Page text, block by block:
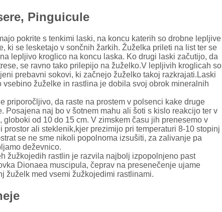
Pinguicule
pokrite s tenkimi laski, na koncu katerih so drobne lepljive
ki se lesketajo v sončnih žarkih. Žuželka prileti na list ter se
lepljivo kroglico na koncu laska. Ko drugi laski začutijo, da
se ravno tako prilepijo na žuželko.V lepljivih kroglicah so
prebavni sokovi, ki začnejo žuželko takoj razkrajati.Laski
vsebino žuželke in rastlina je dobila svoj obrok mineralnih
priporočljivo, da raste na prostem v polsenci kake druge
Posajena naj bo v šotnem mahu ali šoti s kislo reakcijo ter v
globoki od 10 do 15 cm. V zimskem času jih prenesemo v
prostor ali steklenik,kjer prezimijo pri temperaturi 8-10 stopinj
se ne sme nikoli popolnoma izsušiti, za zalivanje pa
deževnico.
žužkojedih rastlin je razvila najbolj izpopolnjeno past
Dionaea muscipula, čeprav na presenečenje ujame
žuželk med vsemi žužkojedimi rastlinami.